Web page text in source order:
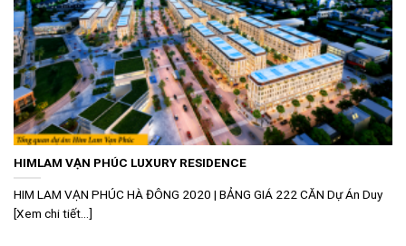
HIMLAM VẠN PHÚC LUXURY RESIDENCE
HIM LAM VẠN PHÚC HÀ ĐÔNG 2020 | BẢNG GIÁ 222 CĂN Dự Án Duy
[Xem chi tiết...]